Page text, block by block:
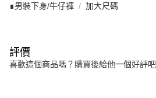
∎男裝下身/牛仔褲 加大尺碼
評價
喜歡這個商品嗎？購買後給他一個好評吧